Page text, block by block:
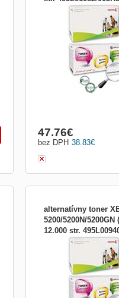
HP CLJ CM2320 yellow
38.83€
bez DPH
47.76€
alternatívny toner
5200/5200N/5200GN
12.000 str.
HP 5200 / 5200N /